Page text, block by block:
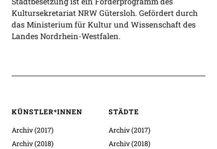
Kultursekretariat NRW Gütersloh. Gefördert durch
das Ministerium für Kultur und Wissenschaft des
Landes Nordrhein-Westfalen.
KÜNSTLER*INNEN
Archiv (2017)
Archiv (2018)
STÄDTE
Archiv (2017)
Archiv (2018)